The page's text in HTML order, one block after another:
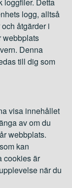
loggfiler. Detta
logg, alltså
åtgärder i
webbplats
Denna
till dig som
visa innehållet
av om du
webbplats.
kan
cookies är
när du